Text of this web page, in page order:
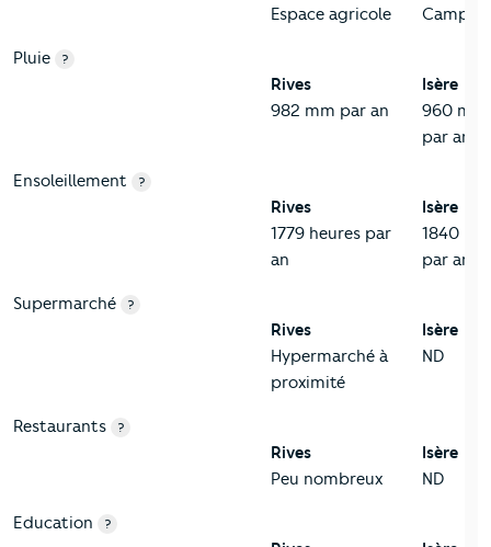
Espace agricole
Pluie ?
Rives
982 mm par an
Isère
960 mm
par an
Ensoleillement ?
Rives
1779 heures par
an
Isère
1840
par an
Supermarché ?
Rives
Hypermarché à
proximité
Isère
ND
Restaurants ?
Rives
Peu nombreux
Isère
ND
Education ?